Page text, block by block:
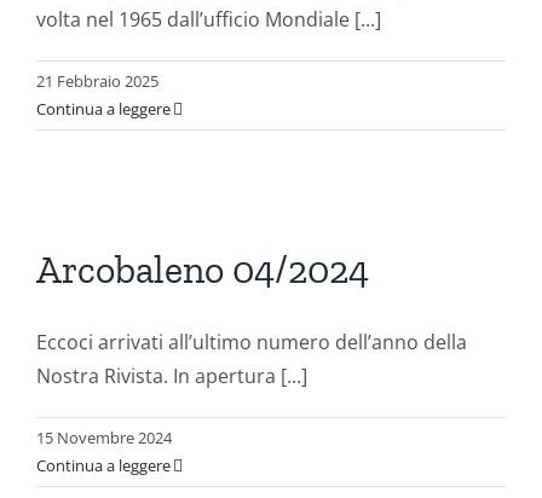
volta nel 1965 dall’ufficio Mondiale [...]
21 Febbraio 2025
Continua a leggere
Arcobaleno 04/2024
Eccoci arrivati all’ultimo numero dell’anno della
Nostra Rivista. In apertura [...]
15 Novembre 2024
Continua a leggere